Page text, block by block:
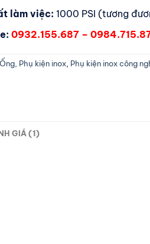
làm việc: 1000 PSI (tương
0932.155.687 –
Ống, Phụ kiện inox, Phụ kiện inox công
GIÁ (1)